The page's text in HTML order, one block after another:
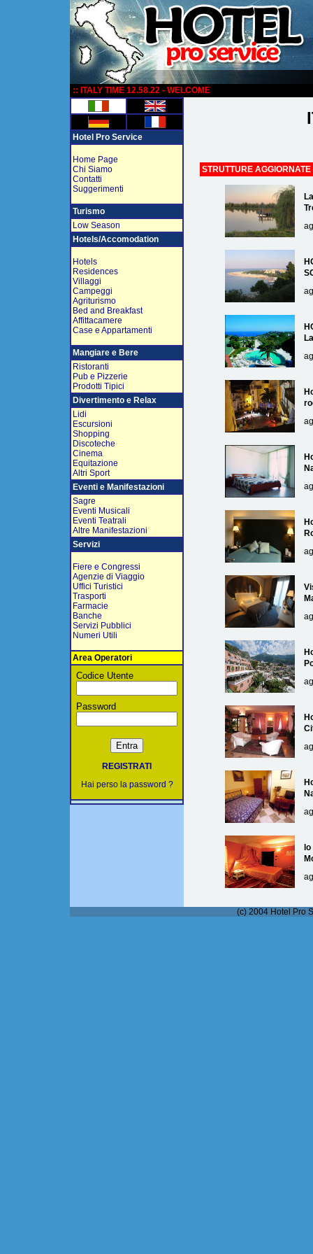
:: ITALY TIME 12.58.22 - WELCOME
Hotel Pro Service
Home Page
Chi Siamo
Contatti
Suggerimenti
Turismo
Low Season
Hotels/Accomodation
Hotels
Residences
Villaggi
Campeggi
Agriturismo
Bed and Breakfast
Affittacamere
Case e Appartamenti
Mangiare e Bere
Ristoranti
Pub e Pizzerie
Prodotti Tipici
Divertimento e Relax
Lidi
Escursioni
Shopping
Discoteche
Cinema
Equitazione
Altri Sport
Eventi e Manifestazioni
Sagre
Eventi Musicali
Eventi Teatrali
Altre Manifestazioni
Servizi
Fiere e Congressi
Agenzie di Viaggio
Uffici Turistici
Trasporti
Farmacie
Banche
Servizi Pubblici
Numeri Utili
Area Operatori
Codice Utente
Password
REGISTRATI
Hai perso la password ?
STRUTTURE
(c) 2004 Hotel Pro